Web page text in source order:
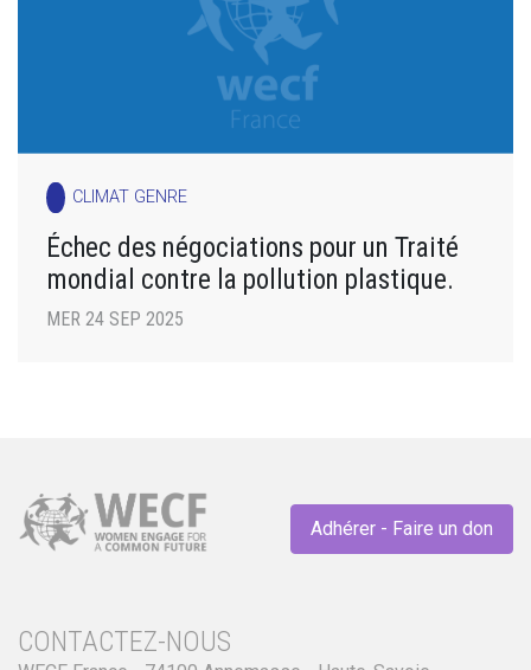
CLIMAT GENRE
Échec des négociations pour un Traité
mondial contre la pollution plastique.
MER 24 SEP 2025
Adhérer - Faire un don
CONTACTEZ-NOUS